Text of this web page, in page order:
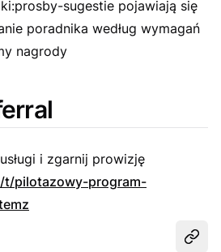
sugestie pojawiają się
poradnika według wymagań
nagrody
i zgarnij prowizję
pilotazowy-program-